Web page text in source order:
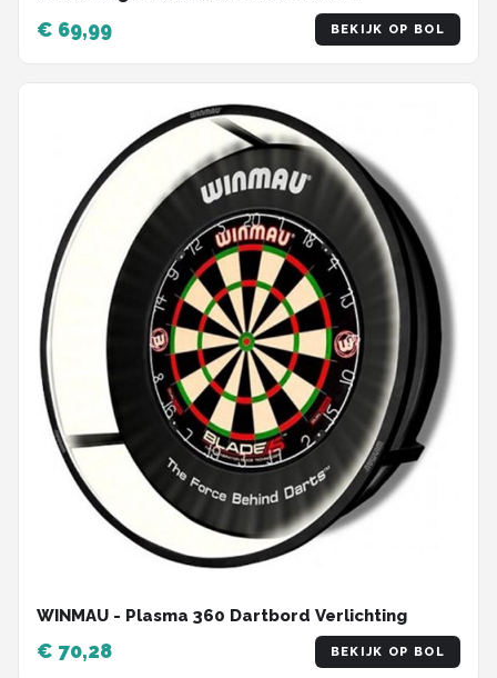
€ 69,99 BEKIJK OP BOL
WINMAU - Plasma 360 Dartbord Verlichting
€ 70,28 BEKIJK OP BOL